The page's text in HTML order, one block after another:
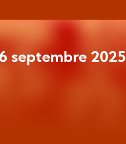
septembre 2025